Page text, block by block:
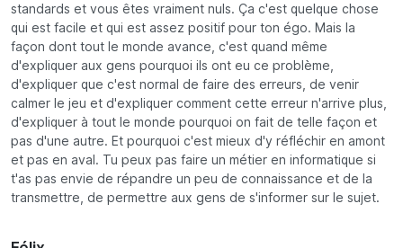
standards et vous êtes vraiment nuls. Ça c'est quelque chose
qui est facile et qui est assez positif pour ton égo. Mais la
façon dont tout le monde avance, c'est quand même
d'expliquer aux gens pourquoi ils ont eu ce problème,
d'expliquer que c'est normal de faire des erreurs, de venir
calmer le jeu et d'expliquer comment cette erreur n'arrive plus,
d'expliquer à tout le monde pourquoi on fait de telle façon et
pas d'une autre. Et pourquoi c'est mieux d'y réfléchir en amont
et pas en aval. Tu peux pas faire un métier en informatique si
t'as pas envie de répandre un peu de connaissance et de la
transmettre, de permettre aux gens de s'informer sur le sujet.